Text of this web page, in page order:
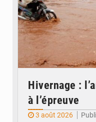
Hivernage :
à l’épreuve
3 août 2026